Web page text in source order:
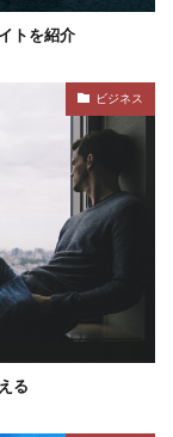
トを紹介
ビジネス
る